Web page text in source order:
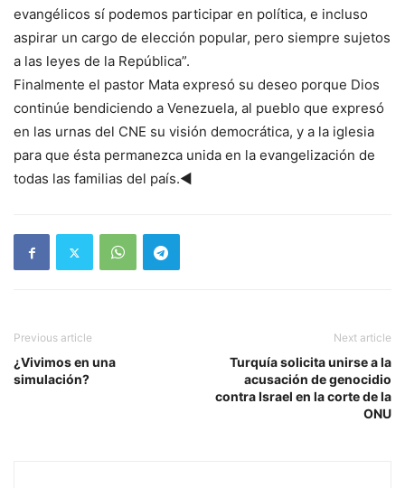
evangélicos sí podemos participar en política, e incluso
aspirar un cargo de elección popular, pero siempre sujetos
a las leyes de la República”.
Finalmente el pastor Mata expresó su deseo porque Dios
continúe bendiciendo a Venezuela, al pueblo que expresó
en las urnas del CNE su visión democrática, y a la iglesia
para que ésta permanezca unida en la evangelización de
todas las familias del país.◄
Previous article
¿Vivimos en una
simulación?
Next article
Turquía solicita unirse a la
acusación de genocidio
contra Israel en la corte de la
ONU